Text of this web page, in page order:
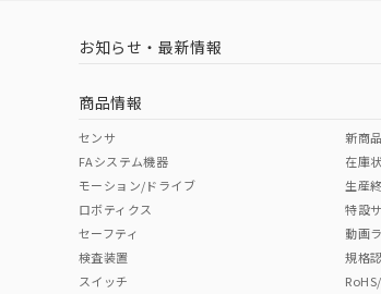
お知らせ・最新情報
商品情報
センサ
FAシステム機器
モーション/ドライブ
ロボティクス
セーフティ
検査装置
スイッチ
新商
在庫
生産
特設
動画
規格